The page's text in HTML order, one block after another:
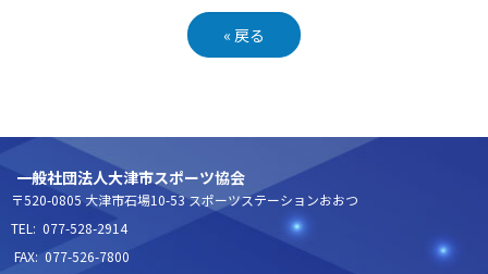
« 戻る
一般社団法人大津市スポーツ協会
〒520-0805 大津市石場10-53 スポーツステーションおおつ
TEL: 077-528-2914
FAX: 077-526-7800